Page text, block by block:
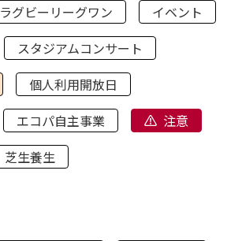
ラグビーリーグワン
イベント
スタジアムコンサート
個人利用開放日
エコパ自主事業
注意
芝生養生